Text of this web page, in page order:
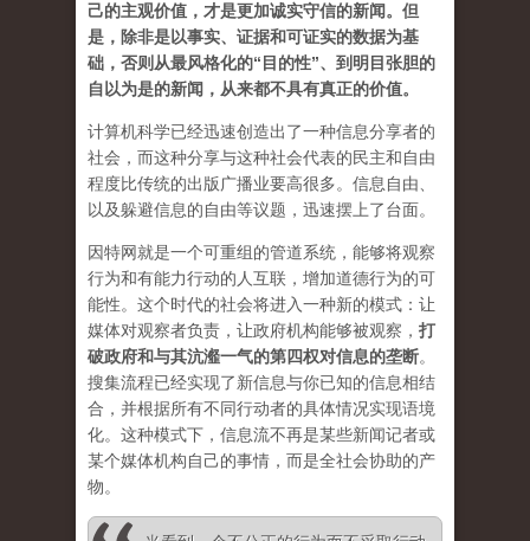
己的主观价值，才是更加诚实守信的新闻。但
是，除非是以事实、证据和可证实的数据为基
础，否则从最风格化的“目的性”、到明目张胆的
自以为是的新闻，从来都不具有真正的价值。
计算机科学已经迅速创造出了一种信息分享者的
社会，而这种分享与这种社会代表的民主和自由
程度比传统的出版广播业要高很多。信息自由、
以及躲避信息的自由等议题，迅速摆上了台面。
因特网就是一个可重组的管道系统，能够将观察
行为和有能力行动的人互联，增加道德行为的可
能性。这个时代的社会将进入一种新的模式：让
媒体对观察者负责，让政府机构能够被观察， 打
破政府和与其沆瀣一气的第四权对信息的垄断。
搜集流程已经实现了新信息与你已知的信息相结
合，并根据所有不同行动者的具体情况实现语境
化。这种模式下，信息流不再是某些新闻记者或
某个媒体机构自己的事情，而是全社会协助的产
物。